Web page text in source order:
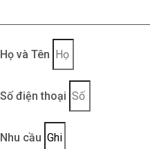
dáng, độ tuổi, phong
Thiết kế MIỄN
chuyển MIỄN PHÍ
Đảm bảo đúng tiến
Họ và Tên
Số điện thoại
Nhu cầu